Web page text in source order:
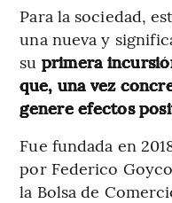
Para la sociedad,
una nueva y
su primera
que, una vez
genere efectos
Fue fundada en
por Federico
la Bolsa de